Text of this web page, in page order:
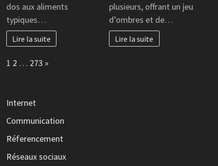
dos aux aliments
typiques…
Lire la suite
plusieurs, offrant un jeu
d’ombres et de…
Lire la suite
Page:
1 2 … 273 Next
»
Internet
Communication
Réferencement
Réseaux sociaux